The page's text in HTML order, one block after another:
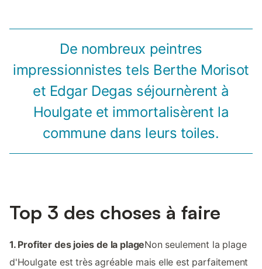
De nombreux peintres
impressionnistes tels Berthe Morisot
et Edgar Degas séjournèrent à
Houlgate et immortalisèrent la
commune dans leurs toiles.
Top 3 des choses à faire
1. Profiter des joies de la plageNon seulement la plage
d'Houlgate est très agréable mais elle est parfaitement